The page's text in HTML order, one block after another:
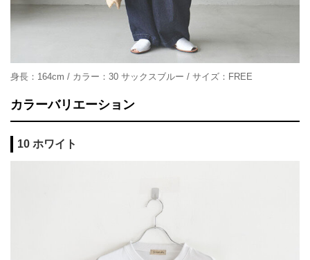
身長：164cm / カラー：30 サックスブルー / サイズ：FREE
カラーバリエーション
10 ホワイト